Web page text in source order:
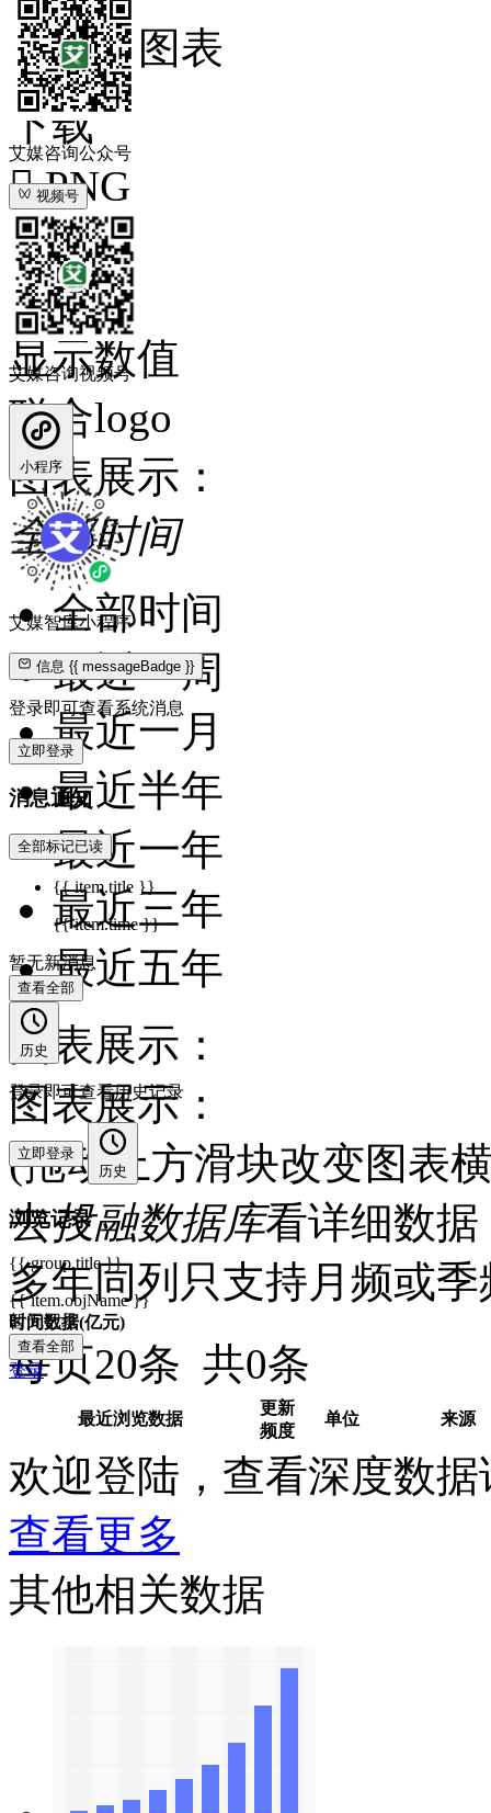
艾媒咨询公众号
视频号
艾媒咨询视频号
小程序
艾媒智库小程序
信息{{ messageBadge }}
登录即可查看系统消息
立即登录
消息通知
全部标记已读
{{ item.title }}
{{ item.time }}
暂无新消息
查看全部
历史
登录即可查看历史记录
立即登录
历史
浏览记录
{{ group.title }}
{{ item.objName }}
暂无记录
查看全部
登录
媒体图表
下载
 PNG
 XLS
 PPT
显示数值
联合logo
图表展示：
全部时间
全部时间
最近一周
最近一月
最近半年
最近一年
最近三年
最近五年
图表展示：
图表展示：
(拖动上方滑块改变图表
去投融数据库看详细数据
多年同列只支持月频或
时间数据(亿元)
每页20条 共0条
最近浏览数据
更新
频度
单位 来源
欢迎登陆，查看深度数据
查看更多
其他相关数据